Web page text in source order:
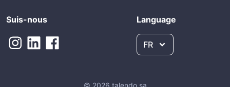
Suis-nous Language
FR
© 2026 talendo sa